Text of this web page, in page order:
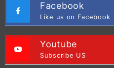
Facebook
Like us on Facebook
Youtube
Subscribe US